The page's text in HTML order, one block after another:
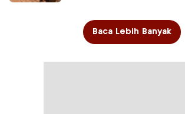
Baca Lebih Banyak